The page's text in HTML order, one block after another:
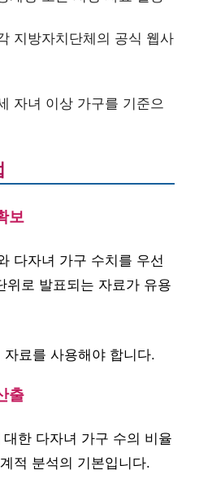
지방자치단체의 공식 웹사
자녀 이상 가구를 기준으
보
다자녀 가구 수치를 우선
위로 발표되는 자료가 유용
자료를 사용해야 합니다.
출
한 다자녀 가구 수의 비율
적 분석의 기본입니다.